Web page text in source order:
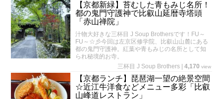
【京都新緑】苔むした青もみじ名所！
都の鬼門守護神で比叡山延暦寺塔頭
「赤山禅院」
汁物大好きな三杯目 J Soup Brothersです！FU～
FU～☆彡今回は左京区修学院、比叡山山麓にある
都の鬼門守護神。紅葉や青もみじの名所として知
られ秘境的お寺。
三杯目 J Soup Brothers
4,170 view
【京都ランチ】琵琶湖一望の絶景空間
☆近江牛洋食などメニュー多彩「比叡
山峰道レストラン」